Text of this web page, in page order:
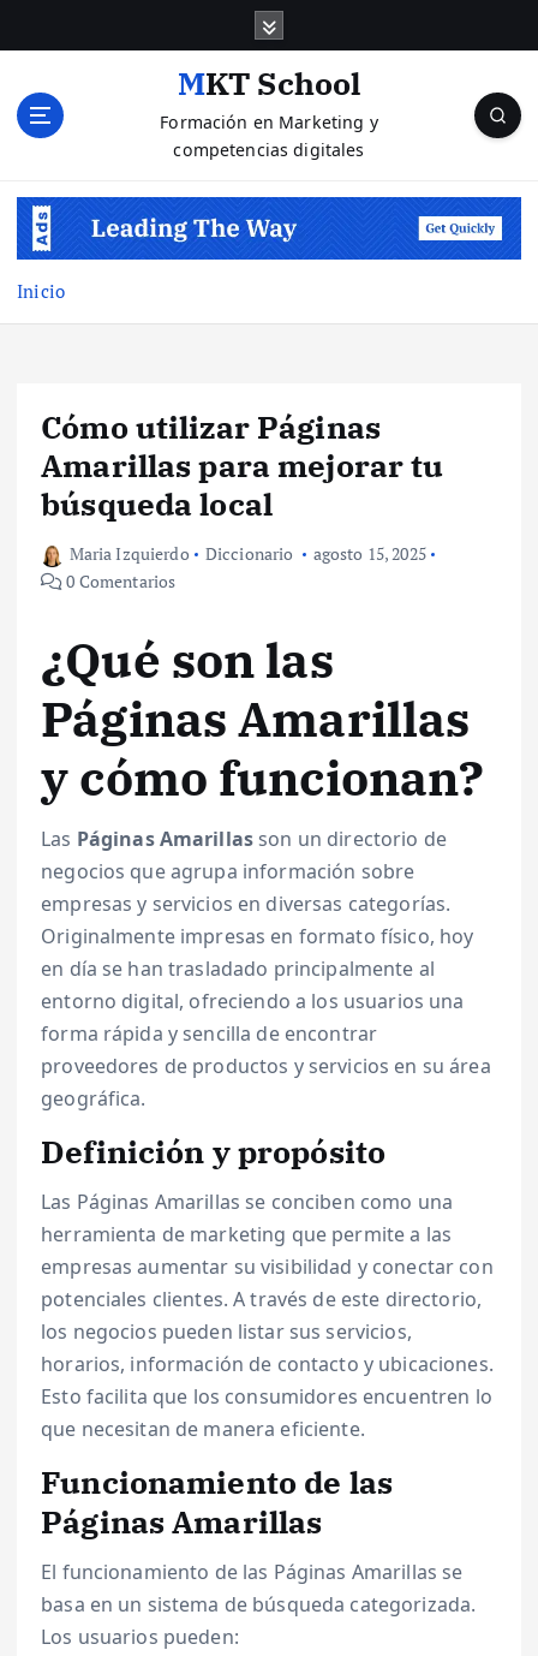
MKT School
Formación en Marketing y
competencias digitales
Inicio
Cómo utilizar Páginas
Amarillas para mejorar tu
búsqueda local
Maria Izquierdo Diccionario
agosto 15, 2025
0 Comentarios
¿Qué son las
Páginas Amarillas
y cómo funcionan?
Las Páginas Amarillasson un directorio de
negocios que agrupa información sobre
empresas y servicios en diversas categorías.
Originalmente impresas en formato físico, hoy
en día se han trasladado principalmente al
entorno digital, ofreciendo a los usuarios una
forma rápida y sencilla de encontrar
proveedores de productos y servicios en su área
geográfica.
Definición y propósito
Las Páginas Amarillas se conciben como una
herramienta de marketing que permite a las
empresas aumentar su visibilidad y conectar con
potenciales clientes. A través de este directorio,
los negocios pueden listar sus servicios,
horarios, información de contacto y ubicaciones.
Esto facilita que los consumidores encuentren lo
que necesitan de manera eficiente.
Funcionamiento de las
Páginas Amarillas
El funcionamiento de las Páginas Amarillas se
basa en un sistema de búsqueda categorizada.
Los usuarios pueden: